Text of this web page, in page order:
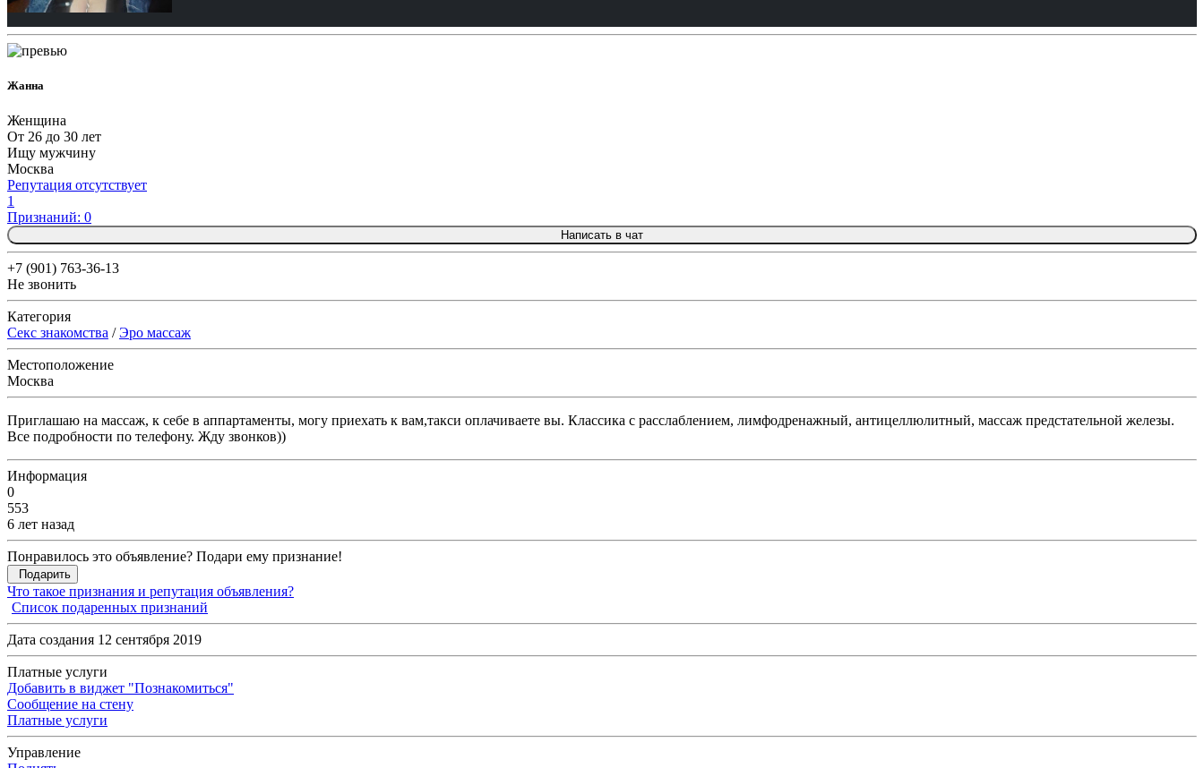
Жанна
Женщина
От 26 до 30 лет
Ищу мужчину
Москва
Репутация отсутствует
1
Признаний: 0
Написать в чат
+7 (901) 763-36-13
Не звонить
Категория
Секс знакомства /Эро массаж
Местоположение
Москва
Приглашаю на массаж, к себе в аппартаменты, могу приехать к вам,такси оплачиваете вы. Классика с расслаблением, лимфодренажный, антицеллюлитный, массаж предстательной железы.
Все подробности по телефону. Жду звонков))
Информация
0
553
6 лет назад
Понравилось это объявление? Подари ему признание!
Подарить
Что такое признания и репутация объявления?
Список подаренных признаний
Дата создания 12 сентября 2019
Платные услуги
Добавить в виджет "Познакомиться"
Сообщение на стену
Платные услуги
Управление